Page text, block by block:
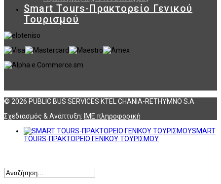
Smart Tours-Πρακτορείο Γενικού
Τουρισμού
© 2026 PUBLIC BUS SERVICES KTEL CHANIA-RETHYMNO S.A
Σχεδιασμός & Ανάπτυξη: ΙΜΕ πληροφορική
SMART
TOURS-ΠΡΑΚΤΟΡΕΙΟ ΓΕΝΙΚΟΥ ΤΟΥΡΙΣΜΟΥ